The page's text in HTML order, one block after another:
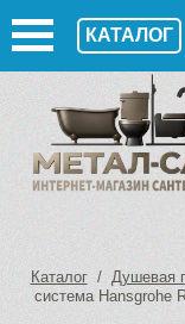
КАТАЛОГ
Каталог/ Душевая
система Hansgrohe